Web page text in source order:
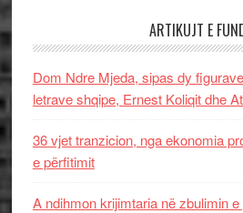
ARTIKUJT E
Dom Ndre Mjeda, sipas dy
letrave shqipe, Ernest Koliqit dhe
36 vjet tranzicion, nga ekonomia
e përfitimit
A ndihmon krijimtaria në zbulimin